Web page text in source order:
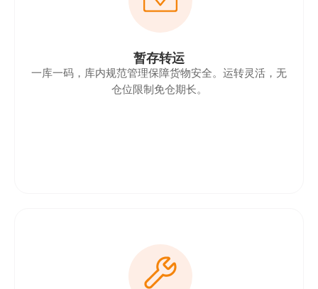
暂存转运
一库一码，库内规范管理保障货物安全。运转灵活，无
仓位限制免仓期长。